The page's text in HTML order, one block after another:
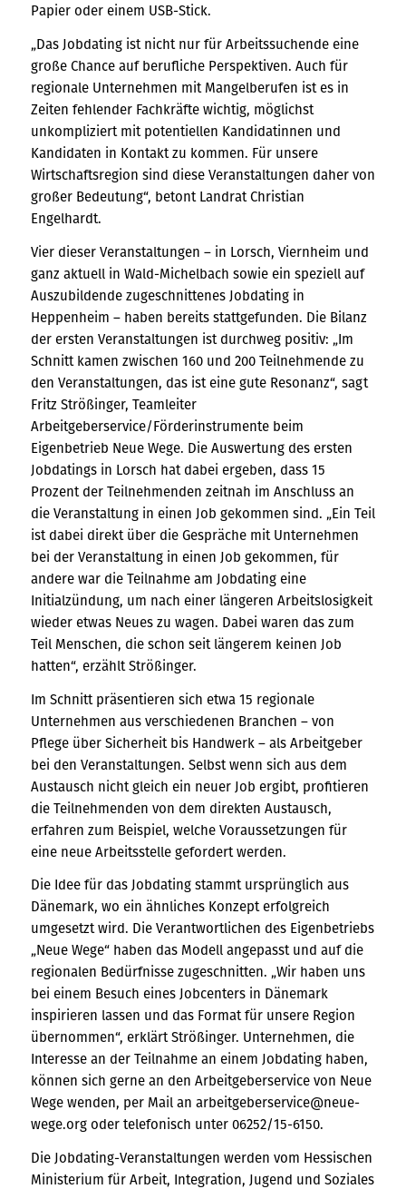
Papier oder einem USB-Stick.
„Das Jobdating ist nicht nur für Arbeitssuchende eine
große Chance auf berufliche Perspektiven. Auch für
regionale Unternehmen mit Mangelberufen ist es in
Zeiten fehlender Fachkräfte wichtig, möglichst
unkompliziert mit potentiellen Kandidatinnen und
Kandidaten in Kontakt zu kommen. Für unsere
Wirtschaftsregion sind diese Veranstaltungen daher von
großer Bedeutung“, betont Landrat Christian
Engelhardt.
Vier dieser Veranstaltungen – in Lorsch, Viernheim und
ganz aktuell in Wald-Michelbach sowie ein speziell auf
Auszubildende zugeschnittenes Jobdating in
Heppenheim – haben bereits stattgefunden. Die Bilanz
der ersten Veranstaltungen ist durchweg positiv: „Im
Schnitt kamen zwischen 160 und 200 Teilnehmende zu
den Veranstaltungen, das ist eine gute Resonanz“, sagt
Fritz Strößinger, Teamleiter
Arbeitgeberservice/Förderinstrumente beim
Eigenbetrieb Neue Wege. Die Auswertung des ersten
Jobdatings in Lorsch hat dabei ergeben, dass 15
Prozent der Teilnehmenden zeitnah im Anschluss an
die Veranstaltung in einen Job gekommen sind. „Ein Teil
ist dabei direkt über die Gespräche mit Unternehmen
bei der Veranstaltung in einen Job gekommen, für
andere war die Teilnahme am Jobdating eine
Initialzündung, um nach einer längeren Arbeitslosigkeit
wieder etwas Neues zu wagen. Dabei waren das zum
Teil Menschen, die schon seit längerem keinen Job
hatten“, erzählt Strößinger.
Im Schnitt präsentieren sich etwa 15 regionale
Unternehmen aus verschiedenen Branchen – von
Pflege über Sicherheit bis Handwerk – als Arbeitgeber
bei den Veranstaltungen. Selbst wenn sich aus dem
Austausch nicht gleich ein neuer Job ergibt, profitieren
die Teilnehmenden von dem direkten Austausch,
erfahren zum Beispiel, welche Voraussetzungen für
eine neue Arbeitsstelle gefordert werden.
Die Idee für das Jobdating stammt ursprünglich aus
Dänemark, wo ein ähnliches Konzept erfolgreich
umgesetzt wird. Die Verantwortlichen des Eigenbetriebs
„Neue Wege“ haben das Modell angepasst und auf die
regionalen Bedürfnisse zugeschnitten. „Wir haben uns
bei einem Besuch eines Jobcenters in Dänemark
inspirieren lassen und das Format für unsere Region
übernommen“, erklärt Strößinger. Unternehmen, die
Interesse an der Teilnahme an einem Jobdating haben,
können sich gerne an den Arbeitgeberservice von Neue
Wege wenden, per Mail an arbeitgeberservice@neue-
wege.org oder telefonisch unter 06252/15-6150.
Die Jobdating-Veranstaltungen werden vom Hessischen
Ministerium für Arbeit, Integration, Jugend und Soziales